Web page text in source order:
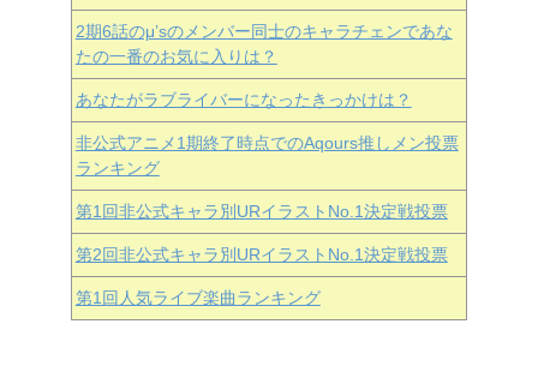
2期6話のμ’sのメンバー同士のキャラチェンであな
たの一番のお気に入りは？
あなたがラブライバーになったきっかけは？
非公式アニメ1期終了時点でのAqours推しメン投票
ランキング
第1回非公式キャラ別URイラストNo.1決定戦投票
第2回非公式キャラ別URイラストNo.1決定戦投票
第1回人気ライブ楽曲ランキング